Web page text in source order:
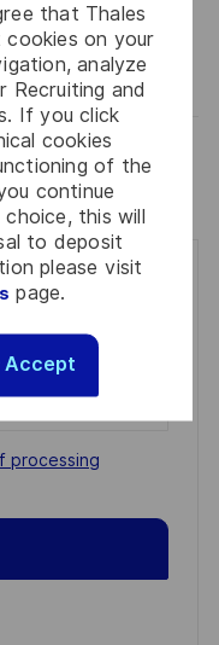
that Thales
on your
analyze
Recruiting and
If you click
cookies
of the
continue
this will
to deposit
please visit
page.
Accept
processing